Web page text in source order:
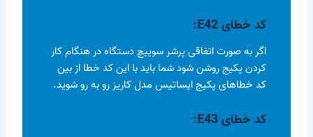
کد خطای E42 :
اگر به صورت اتفاقی پرشر سوییچ دستگاه در هنگام کار
کردن پکیج روشن شود شما باید با این کد خطا از بین
کد خطاهای پکیج ایساتیس مدل کاریز رو به رو شوید.
کد خطای E43 :